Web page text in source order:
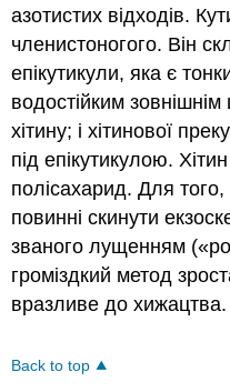
азотистих відходів.
членистоногого. Він
епікутикули, яка є
водостійким
хітину; і хітинової
під епікутикулою.
полісахарид. Для
повинні скинути
званого лущенням
громіздкий метод
вразливе до хижацтва.
Back to top